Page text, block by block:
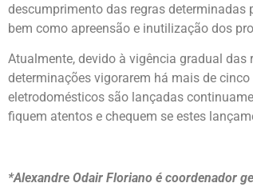
descumprimento das regras determinadas
bem como apreensão e inutilização dos
Atualmente, devido à vigência gradual
determinações vigorarem há mais de
eletrodomésticos são lançadas
fiquem atentos e chequem se estes
*Alexandre Odair Floriano é coordenador